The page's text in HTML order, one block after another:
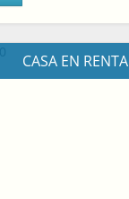
CASA EN RENTA